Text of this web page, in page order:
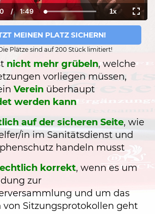
/ Duration
1:49 Loaded:
100.00%
1xPlayback
Rate
MEINEN PLATZ SICHERN!
Plätze sind auf 200 Stück limitiert!
nicht mehr grübeln, welche
vorliegen müssen,
Verein überhaupt
werden kann
auf der sicheren Seite, wie
in im Sanitätsdienst und
handeln musst
korrekt, wenn es um
zur
und um das
von Sitzungsprotokollen geht